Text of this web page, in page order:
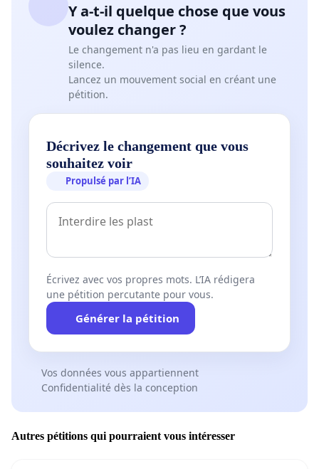
Y a-t-il quelque chose que vous
voulez changer ?
Le changement n'a pas lieu en gardant le
silence.
Lancez un mouvement social en créant une
pétition.
Décrivez le changement que vous
souhaitez voir
Propulsé par l’IA
Écrivez avec vos propres mots. L’IA rédigera
une pétition percutante pour vous.
Générer la pétition
Vos données vous appartiennent
Confidentialité dès la conception
Autres pétitions qui pourraient vous intéresser